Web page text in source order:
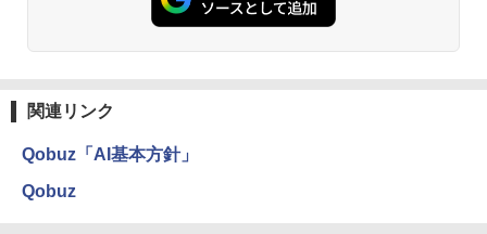
関連リンク
Qobuz「AI基本方針」
Qobuz